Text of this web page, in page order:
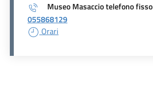
Museo Masaccio telefono fisso
055868129
Orari